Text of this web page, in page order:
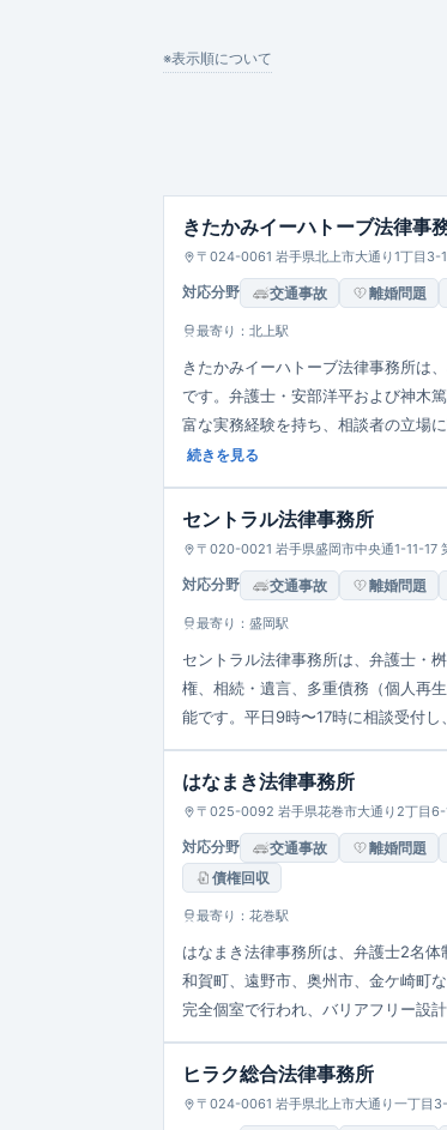
※表示順について
きたかみイーハトーブ法律事
〒024-0061 岩手県北上市大通り1丁目3-1
対応分野 交通事故 離婚問題
最寄り：北上駅
きたかみイーハトーブ法律事務所は
です。弁護士・安部洋平および神木
富な実務経験を持ち、相談者の立場
ラスによる無料相談制度も利用可能で
続きを見る
セントラル法律事務所
〒020-0021 岩手県盛岡市中央通1-11-17
対応分野 交通事故 離婚問題
最寄り：盛岡駅
セントラル法律事務所は、弁護士・
権、相続・遺言、多重債務（個人再
能です。平日9時〜17時に相談受付
はなまき法律事務所
〒025-0092 岩手県花巻市大通り2丁目6-
対応分野 交通事故 離婚問題
債権回収
最寄り：花巻駅
はなまき法律事務所は、弁護士2名
和賀町、遠野市、奥州市、金ケ崎町
完全個室で行われ、バリアフリー設
ヒラク総合法律事務所
〒024-0061 岩手県北上市大通り一丁目